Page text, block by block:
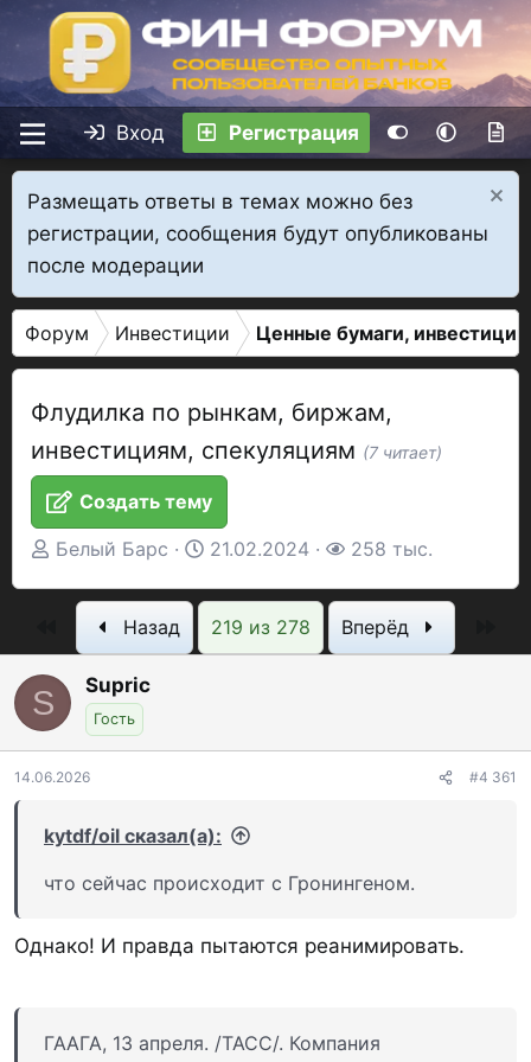
Вход Регистрация
Размещать ответы в темах можно без
регистрации, сообщения будут опубликованы
после модерации
Форум Инвестиции Ценные бумаги,
Флудилка по рынкам, биржам,
инвестициям, спекуляциям (7 читает)
Создать тему
А
е
м
ы
Белый Барс
Д
т
а
а
21.02.2024
П
о
с
р
258 тыс.
ПервыйНазад 219 из 278 Вперёд
S Supric
Гость
14.06.2026 #4 361
kytdf/oil сказал(а):
что сейчас происходит с Гронингеном.
Однако! И правда пытаются реанимировать.
ГААГА, 13 апреля. /ТАСС/. Компания